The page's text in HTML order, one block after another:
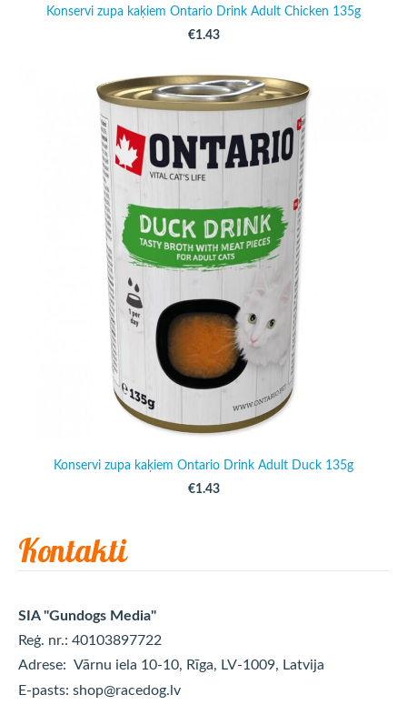
Kontakti
SIA "Gundogs Media"
Reģ. nr.: 40103897722
Adrese: Vārnu iela 10-10, Rīga, LV-1009, Latvija
E-pasts: shop@racedog.lv
Konservi zupa kaķiem Ontario Drink Adult Chicken 135g
€1.43
Konservi zupa kaķiem Ontario Drink Adult Duck 135g
€1.43